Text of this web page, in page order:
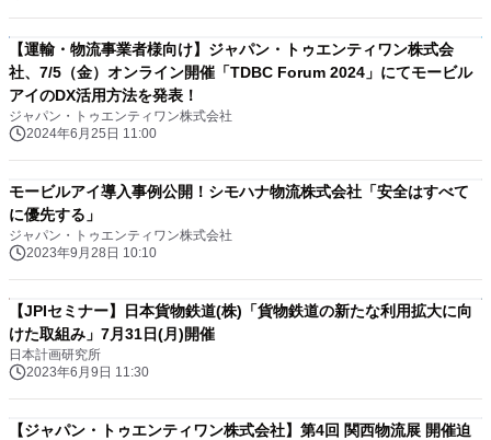
【運輸・物流事業者様向け】ジャパン・トゥエンティワン株式会
社、7/5（金）オンライン開催「TDBC Forum 2024」にてモービル
アイのDX活用方法を発表！
ジャパン・トゥエンティワン株式会社
2024年6月25日 11:00
モービルアイ導入事例公開！シモハナ物流株式会社「安全はすべて
に優先する」
ジャパン・トゥエンティワン株式会社
2023年9月28日 10:10
【JPIセミナー】日本貨物鉄道(株)「貨物鉄道の新たな利用拡大に向
けた取組み」7月31日(月)開催
日本計画研究所
2023年6月9日 11:30
【ジャパン・トゥエンティワン株式会社】第4回 関西物流展 開催迫